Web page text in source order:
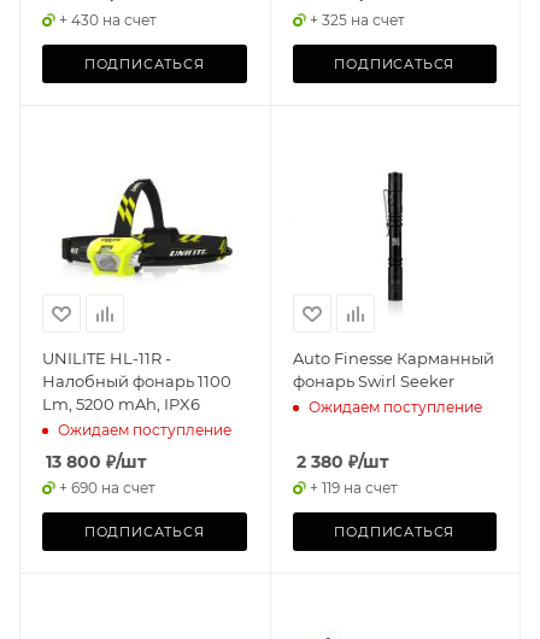
+ 430 на счет
ПОДПИСАТЬСЯ
+ 325 на счет
ПОДПИСАТЬСЯ
UNILITE HL-11R -
Налобный фонарь 1100
Lm, 5200 mAh, IPX6
Ожидаем поступление
13 800 ₽/шт
+ 690 на счет
ПОДПИСАТЬСЯ
Auto Finesse Карманный
фонарь Swirl Seeker
Ожидаем поступление
2 380 ₽/шт
+ 119 на счет
ПОДПИСАТЬСЯ